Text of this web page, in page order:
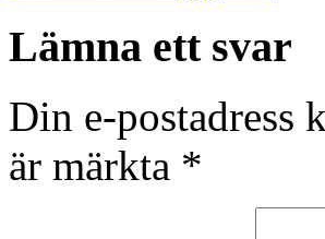
Lämna ett svar
Din e-postadress
är märkta *